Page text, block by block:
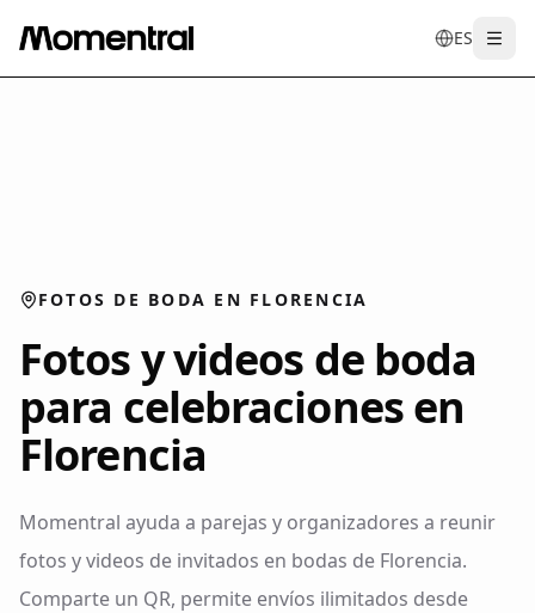
ES
entr dees
FOTOS DE BODA EN FLORENCIA
Fotos y videos de boda
para celebraciones en
Florencia
Momentral ayuda a parejas y organizadores a reunir
fotos y videos de invitados en bodas de Florencia.
Comparte un QR, permite envíos ilimitados desde